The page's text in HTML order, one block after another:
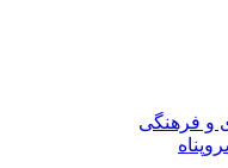
و فرهنگی